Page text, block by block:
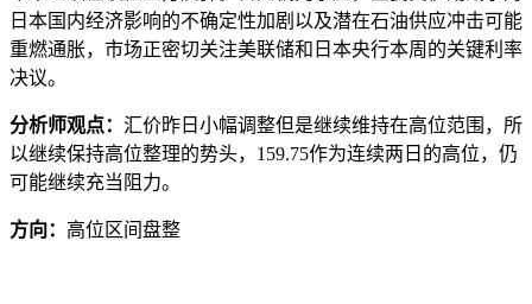
日本国内经济影响的不确定性加剧以及潜在石油供应冲击可能
重燃通胀，市场正密切关注美联储和日本央行本周的关键利率
决议。
分析师观点： 汇价昨日小幅调整但是继续维持在高位范围，所
以继续保持高位整理的势头，159.75作为连续两日的高位，仍
可能继续充当阻力。
方向： 高位区间盘整